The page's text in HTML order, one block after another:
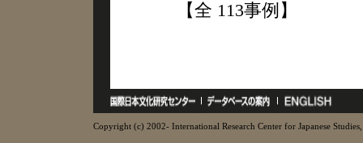
【全 113事例】
Copyright (c) 2002- International Research Center for Japanese